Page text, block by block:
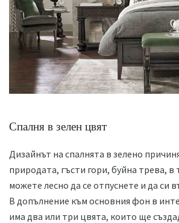
Спалня в зелен цвят
Дизайнът на спалнята в зелено
природата, гъсти гори, буйна трева, в
можете лесно да се отпуснете и да си
В допълнение към основния фон в
има два или три цвята, които ще